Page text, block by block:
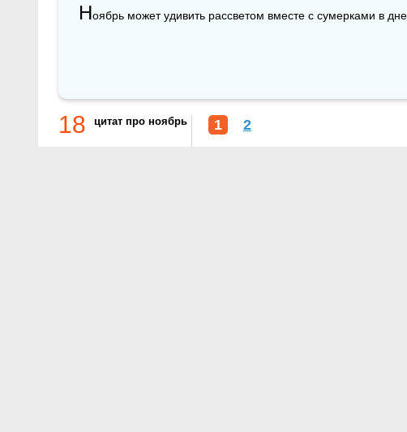
Ноябрь может удивить рассветом вместе с сумерками в
18 цитат про ноябрь 1 2